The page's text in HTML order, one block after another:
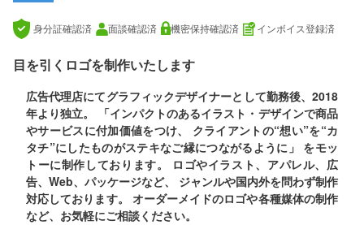
身分証確認済 面談確認済 機密保持確認済 インボイス登録済
目を引くロゴを制作いたします
広告代理店にてグラフィックデザイナーとして勤務後、2018
年より独立。 「インパクトのあるイラスト・デザインで商品
やサービスに付加価値をつけ、 クライアントの“想い”を“カ
タチ”にしたものがステキなご縁につながるように」 をモッ
トーに制作しております。 ロゴやイラスト、アパレル、広
告、Web、パッケージなど、 ジャンルや国内外を問わず制作
対応しております。 オーダーメイドのロゴや各種媒体の制作
など、お気軽にご相談ください。